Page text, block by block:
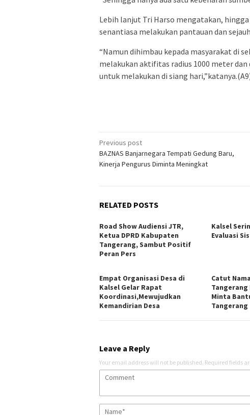
Lebih lanjut Tri Harso mengatakan,
senantiasa melakukan pantauan dan
“Namun dihimbau kepada masyarakat di
melakukan aktifitas radius 1000 meter
untuk melakukan di siang
Post
navigation
Previous post
BAZNAS Banjarnegara Tempati Gedung Baru,
Kinerja Pengurus Diminta Meningkat
RELATED POSTS
Road Show Audiensi JTR,
Ketua DPRD Kabupaten
Tangerang, Sambut Positif
Peran Pers
Kalsel
Evaluasi
Empat Organisasi Desa di
Kalsel Gelar Rapat
Koordinasi,Mewujudkan
Kemandirian Desa
Catut
Tangerang
Minta
Tangerang
Leave a Reply
Your email address will not be published. Required fields